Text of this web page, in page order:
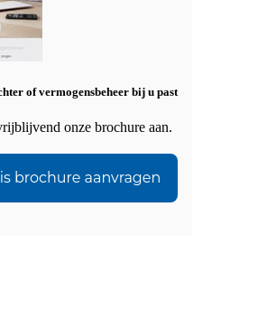
of vermogensbeheer bij u past
onze brochure aan.